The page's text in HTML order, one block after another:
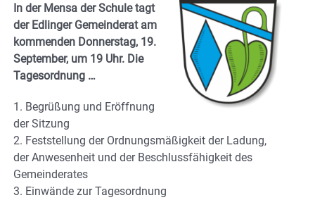
In der Mensa der Schule tagt
der Edlinger Gemeinderat am
kommenden Donnerstag, 19.
September, um 19 Uhr. Die
Tagesordnung …
1. Begrüßung und Eröffnung
der Sitzung
2. Feststellung der Ordnungsmäßigkeit der Ladung,
der Anwesenheit und der Beschlussfähigkeit des
Gemeinderates
3. Einwände zur Tagesordnung